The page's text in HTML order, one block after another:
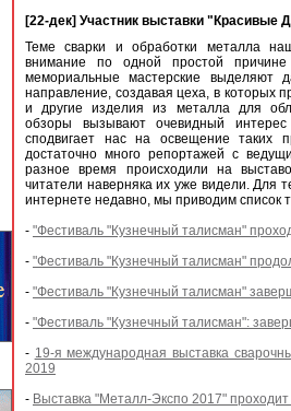
[22-дек] Участник выставки "Красивые
Теме сварки и обработки металла
внимание по одной простой
мемориальные мастерские выделяют
направление, создавая цеха, в которых
и другие изделия из металла для
обзоры вызывают очевидный
сподвигает нас на освещение таких
достаточно много репортажей с
разное время происходили на
читатели наверняка их уже видели. Для
интернете недавно, мы приводим список
- "Фестиваль "Кузнечный талисман"
- "Фестиваль "Кузнечный талисман"
- "Фестиваль "Кузнечный талисман"
- "Фестиваль "Кузнечный талисман":
- 19-я международная выставка
2019
- Выставка "Металл-Экспо 2017"